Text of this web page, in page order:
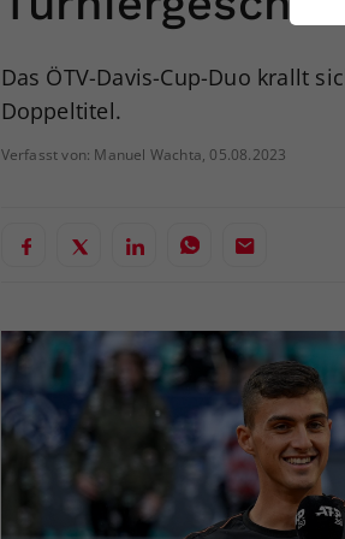
Das ÖTV-Davis-Cup-Duo krallt
Doppeltitel.
Verfasst von: Manuel Wachta, 05.08.2023